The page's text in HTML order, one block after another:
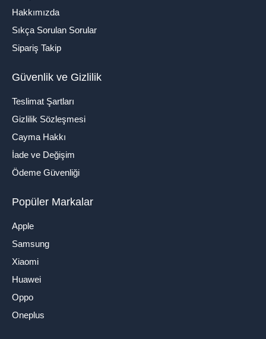
Hakkımızda
Sıkça Sorulan Sorular
Sipariş Takip
Güvenlik ve Gizlilik
Teslimat Şartları
Gizlilik Sözleşmesi
Cayma Hakkı
İade ve Değişim
Ödeme Güvenliği
Popüler Markalar
Apple
Samsung
Xiaomi
Huawei
Oppo
Oneplus